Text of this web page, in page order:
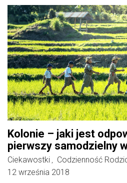
Kolonie – jaki jest
pierwszy samodzielny
Ciekawostki ,
Codzienność
12 września 2018